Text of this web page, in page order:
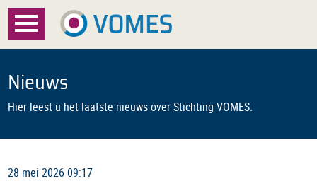
Menu
Over VOMES
Certificatie
Registratie
Nieuws
Hier leest u het laatste nieuws over Stichting VOMES.
28 mei 2026 09:17